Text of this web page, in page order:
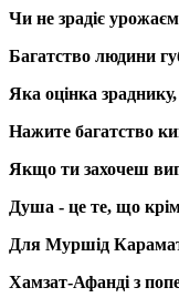
Чи не зрадіє
Багатство людини
Яка оцінка
Нажите багатство
Якщо ти захочеш
Душа - це те, що
Для Муршід Карамат
Хамзат-Афанді з